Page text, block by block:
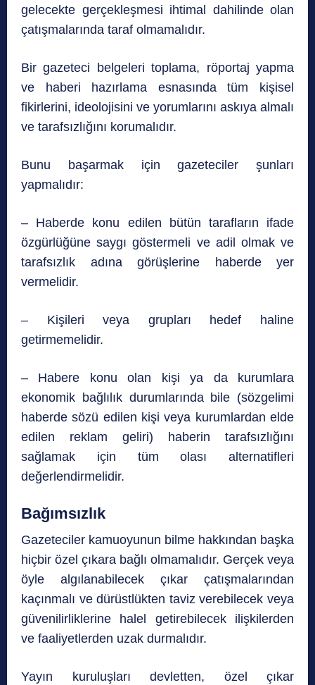
gelecekte gerçekleşmesi ihtimal dahilinde olan
çatışmalarında taraf olmamalıdır.
Bir gazeteci belgeleri toplama, röportaj yapma
ve haberi hazırlama esnasında tüm kişisel
fikirlerini, ideolojisini ve yorumlarını askıya almalı
ve tarafsızlığını korumalıdır.
Bunu başarmak için gazeteciler şunları
yapmalıdır:
– Haberde konu edilen bütün tarafların ifade
özgürlüğüne saygı göstermeli ve adil olmak ve
tarafsızlık adına görüşlerine haberde yer
vermelidir.
– Kişileri veya grupları hedef haline
getirmemelidir.
– Habere konu olan kişi ya da kurumlara
ekonomik bağlılık durumlarında bile (sözgelimi
haberde sözü edilen kişi veya kurumlardan elde
edilen reklam geliri) haberin tarafsızlığını
sağlamak için tüm olası alternatifleri
değerlendirmelidir.
Bağımsızlık
Gazeteciler kamuoyunun bilme hakkından başka
hiçbir özel çıkara bağlı olmamalıdır. Gerçek veya
öyle algılanabilecek çıkar çatışmalarından
kaçınmalı ve dürüstlükten taviz verebilecek veya
güvenilirliklerine halel getirebilecek ilişkilerden
ve faaliyetlerden uzak durmalıdır.
Yayın kuruluşları devletten, özel çıkar